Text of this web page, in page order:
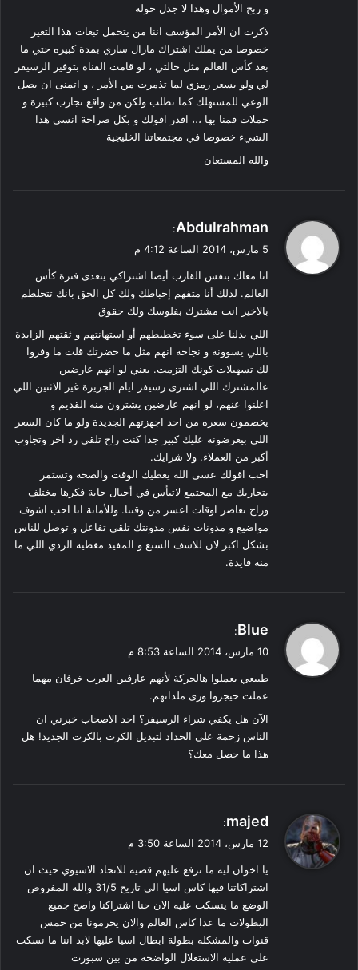
و ربح الأموال وهذا لا جدل حوله
ذكرت ان الأمر المؤسف اننا من يتحمل تبعات هذا التغير
خصوصا من يملك اشتراك مازال ساري بمدة كبيره حتي ما
بعد كأس العالم مثل حالتي ، لو قامت القناة بتوفير الرسيفر
لي ولو بسعر رمزي لما تذمرت من الأمر ، و اتمنى ان يصل
الوعي للمستهلك كما تطلب ولكن من واقع تجارب كبيرة و
حملات قمنا بها ،،، اقدر اقولك و بكل صراحة انسى هذا
الشيء خصوصا في مجتمعاتنا الخليجية
والله المستعان
ي
ل
Abdulrahman
:
5 مارس، 2014 الساعة 4:12 م
انا معاك بنفس القارب أيضا اشتراكي يتعدى فترة كأس
العالم. لذلك أنا متفهم إحباطك ولك كل الحق بانك تتحلطم
بالاخير انت مشترك بفلوسك ولك حقوق
اللي يدلنا على سوء تخطيطهم أو استهانتهم و ثقتهم الزايدة
باللي يسوونه و نجاحه انهم مثل ما حضرتك قلت ما وفروا
لك تسهيلات كونك التزمت. يعني لو انهم عارضين
عالمشترك اللي اشترى رسيفر ايام الجزيرة غير الاثنين اللي
اعلنوا عنهم، لو انهم عارضين يشترون منه القديم و
يخصمون سعره من احد اجهزتهم الجديدة ولو ما كان السعر
اللي بيعرضونه عليك كبير جدا كنت راح تلقى رد آخر وتجاوب
أكبر من العملاء. ولا شرايك.
احب اقولك عسى الله يعطيك الوقت والصحة وتستمر
بتجاربك مع المجتمع لاتيأس في أجيال جاية فكرها مختلف
وراح تعاصر اوقات اعسر من وقتنا. وللأمانة انا احب اشوف
مواضيع و مدونات نفس مدونتك تلقى تفاعل و توصل للناس
بشكل اكبر لان للاسف السنع و المفيد مغطيه الردي اللي ما
منه فايدة.
ي
ل
Blue
:
10 مارس، 2014 الساعة 8:53 م
طبيعي يعملوا هالحركة لأنهم عارفين العرب خرفان مهما
عملت حيجروا ورى ملذاتهم.
الآن هل يكفي شراء الرسيفر؟ احد الاصحاب خبرني ان
الناس زحمة على الحداد لتبديل الكرت بالكرت الجديد! هل
هذا ما حصل معك؟
ي
ل
majed
:
12 مارس، 2014 الساعة 3:50 م
يا اخوان ليه ما نرفع عليهم قضيه للاتحاد الاسيوي حيث ان
اشتراكاتنا فيها كاس اسيا الى تاريخ 31/5 والله المفروض
الوضع ما ينسكت عليه الان حنا اشتراكنا واضح جميع
البطولات ما عدا كاس العالم والان يحرمونا من خمس
قنوات والمشكله بطولة ابطال اسيا عليها لابد اننا ما نسكت
على عملية الاستغلال الواضحه من بين سبورت